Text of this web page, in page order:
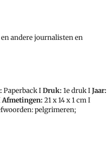
andere journalisten en
Paperback IDruk: 1e druk IJaar:
Afmetingen: 21 x 14 x 1 cm I
pelgrimeren;